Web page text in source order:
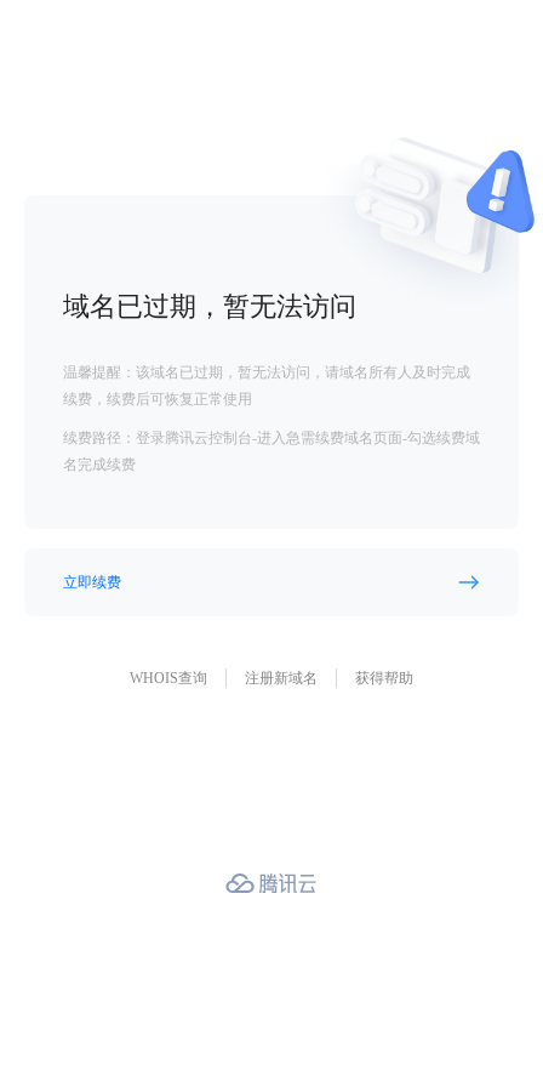
域名已过期，暂无法访问
温馨提醒：该域名已过期，暂无法访问，请域名所有人及时完成
续费，续费后可恢复正常使用
续费路径：登录腾讯云控制台-进入急需续费域名页面-勾选续费域
名完成续费
立即续费
WHOIS查询 注册新域名 获得帮助